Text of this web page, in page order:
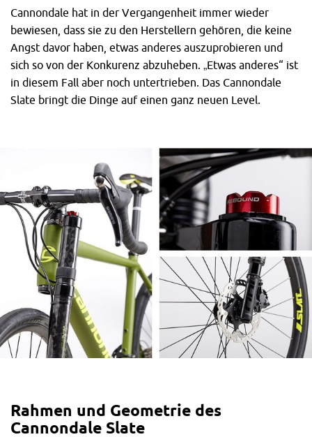
Cannondale hat in der Vergangenheit immer wieder
bewiesen, dass sie zu den Herstellern gehören, die keine
Angst davor haben, etwas anderes auszuprobieren und
sich so von der Konkurenz abzuheben. „Etwas anderes“ ist
in diesem Fall aber noch untertrieben. Das Cannondale
Slate bringt die Dinge auf einen ganz neuen Level.
Rahmen und Geometrie des
Cannondale Slate